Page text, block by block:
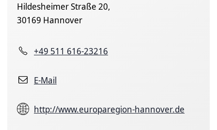
Hildesheimer Straße 20,
30169 Hannover
+49 511 616-23216
E-Mail
http://www.europaregion-hannover.de